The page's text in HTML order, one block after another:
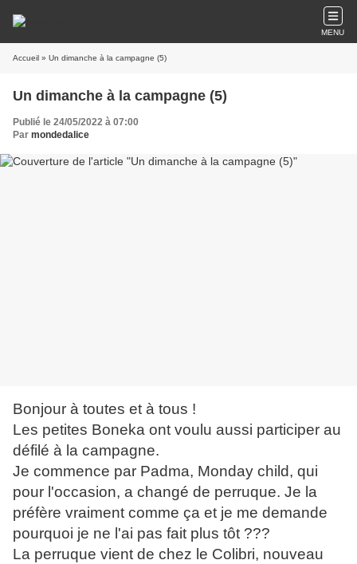
MENU
Accueil » Un dimanche à la campagne (5)
Un dimanche à la campagne (5)
Publié le 24/05/2022 à 07:00
Par mondedalice
Bonjour à toutes et à tous !
Les petites Boneka ont voulu aussi participer au
défilé à la campagne.
Je commence par Padma, Monday child, qui
pour l'occasion, a changé de perruque. Je la
préfère vraiment comme ça et je me demande
pourquoi je ne l'ai pas fait plus tôt ???
La perruque vient de chez le Colibri, nouveau